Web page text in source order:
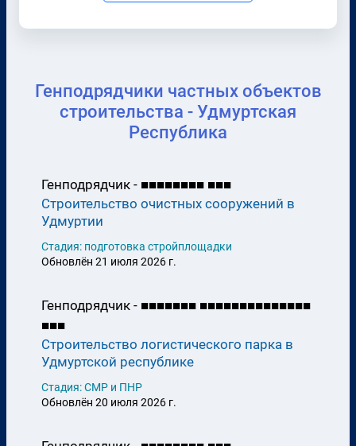
Генподрядчики частных объектов
строительства - Удмуртская
Республика
Генподрядчик - ■■■■■■■■ ■■■
Строительство очистных сооружений в
Удмуртии
Стадия: подготовка стройплощадки
Обновлён 21 июля 2026 г.
Генподрядчик - ■■■■■■■ ■■■■■■■■■■■■■■
■■■
Строительство логистического парка в
Удмуртской республике
Стадия: СМР и ПНР
Обновлён 20 июля 2026 г.